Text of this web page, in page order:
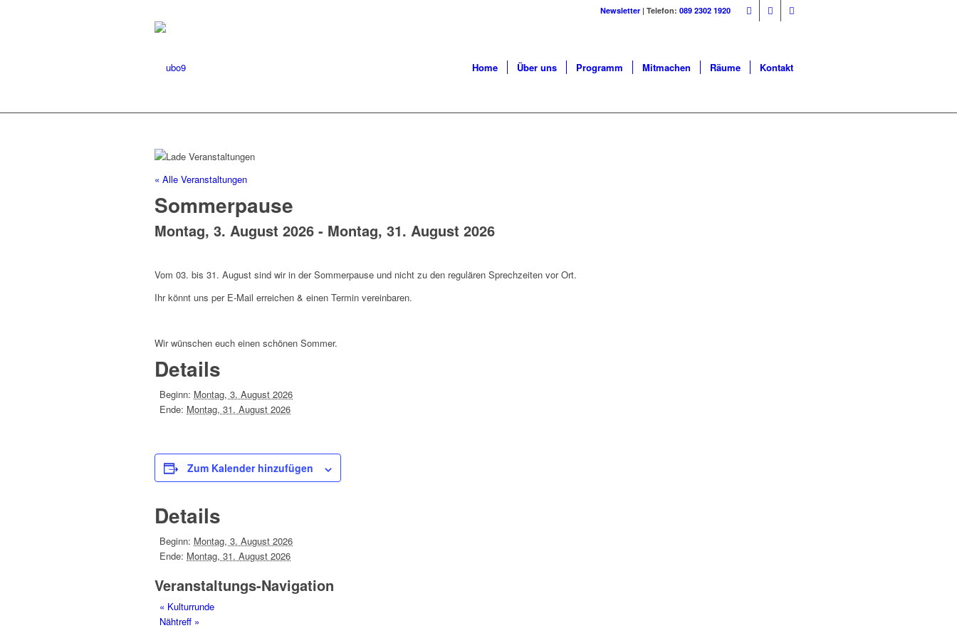
Newsletter | Telefon: 089 2302 1920
Home Über uns Programm Mitmachen Räume Kontakt
« Alle Veranstaltungen
Sommerpause
Montag, 3. August 2026 - Montag, 31. August 2026
Vom 03. bis 31. August sind wir in der Sommerpause und nicht zu den regulären Sprechzeiten vor Ort.
Ihr könnt uns per E-Mail erreichen & einen Termin vereinbaren.
Wir wünschen euch einen schönen Sommer.
Details
Beginn: Montag, 3. August 2026
Ende: Montag, 31. August 2026
Zum Kalender hinzufügen
Details
Beginn: Montag, 3. August 2026
Ende: Montag, 31. August 2026
Veranstaltungs-Navigation
« Kulturrunde
Nähtreff »